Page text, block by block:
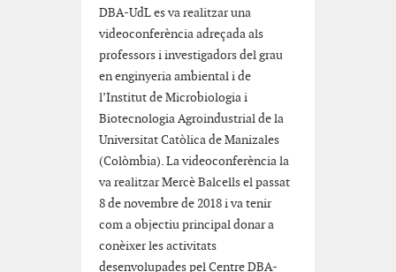
DBA-UdL es va realitzar una
videoconferència adreçada als
professors i investigadors del grau
en enginyeria ambiental i de
l’Institut de Microbiologia i
Biotecnologia Agroindustrial de la
Universitat Catòlica de Manizales
(Colòmbia). La videoconferència la
va realitzar Mercè Balcells el passat
8 de novembre de 2018 i va tenir
com a objectiu principal donar a
conèixer les activitats
desenvolupades pel Centre DBA-